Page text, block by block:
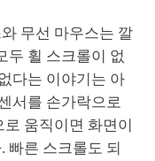
무선 마우스는 깔
두 휠 스크롤이 없
다는 이야기는 아
서를 손가락으로
움직이면 화면이
빠른 스크롤도 되